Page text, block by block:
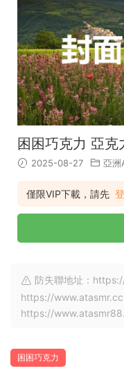
困困巧克力 亞克
2025-08-27 亞洲
僅限VIP下載，請先
防失聯地址：
https://
https://
困困巧克力